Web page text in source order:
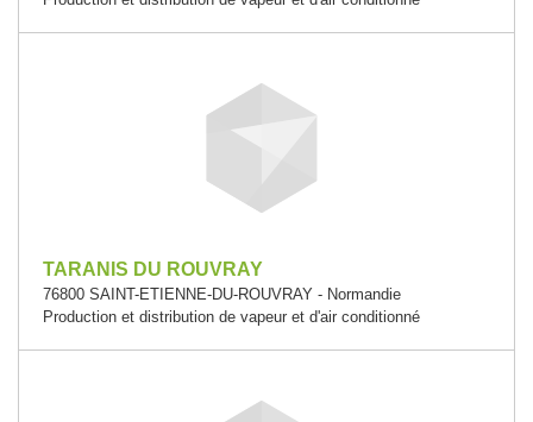
TARANIS DU ROUVRAY
76800 SAINT-ETIENNE-DU-ROUVRAY - Normandie
Production et distribution de vapeur et d'air conditionné